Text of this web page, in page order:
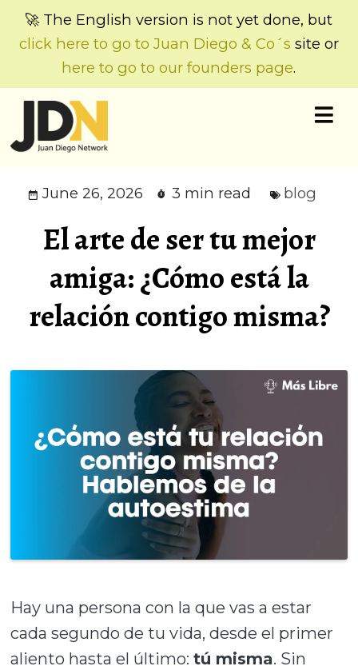
🚀 The English version is not yet done, but
click here to go to Juan Diego & Co´s site or
here to go to our founders page.
June 26, 2026 3 min read blog
El arte de ser tu mejor
amiga: ¿Cómo está la
relación contigo misma?
Hay una persona con la que vas a estar
cada segundo de tu vida, desde el primer
aliento hasta el último:tú misma. Sin